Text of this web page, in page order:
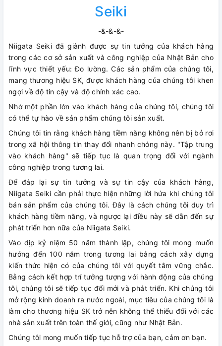
Seiki
-&-&-&-
Niigata Seiki đã giành được sự tin tưởng của khách hàng
trong các cơ sở sản xuất và công nghiệp của Nhật Bản cho
lĩnh vực thiết yếu: Đo lường. Các sản phẩm của chúng tôi,
mang thương hiệu SK, được khách hàng của chúng tôi khen
ngợi về độ tin cậy và độ chính xác cao.
Nhờ một phần lớn vào khách hàng của chúng tôi, chúng tôi
có thể tự hào về sản phẩm chúng tôi sản xuất.
Chúng tôi tin rằng khách hàng tiềm năng không nên bị bỏ rơi
trong xã hội thông tin thay đổi nhanh chóng này. "Tập trung
vào khách hàng" sẽ tiếp tục là quan trọng đối với ngành
công nghiệp trong tương lai.
Để đáp lại sự tin tưởng và sự tin cậy của khách hàng,
Niigata Seiki cần phải thực hiện những lời hứa khi chúng tôi
bán sản phẩm của chúng tôi. Đây là cách chúng tôi duy trì
khách hàng tiềm năng, và ngược lại điều này sẽ dẫn đến sự
phát triển hơn nữa của Niigata Seiki.
Vào dịp kỷ niệm 50 năm thành lập, chúng tôi mong muốn
hướng đến 100 năm trong tương lai bằng cách xây dựng
kiến ​​thức hiện có của chúng tôi với quyết tâm vững chắc.
Bằng cách kết hợp trí tưởng tượng với hành động của chúng
tôi, chúng tôi sẽ tiếp tục đổi mới và phát triển. Khi chúng tôi
mở rộng kinh doanh ra nước ngoài, mục tiêu của chúng tôi là
làm cho thương hiệu SK trở nên không thể thiếu đối với các
nhà sản xuất trên toàn thế giới, cũng như Nhật Bản.
Chúng tôi mong muốn tiếp tục hỗ trợ của bạn, cảm ơn bạn.